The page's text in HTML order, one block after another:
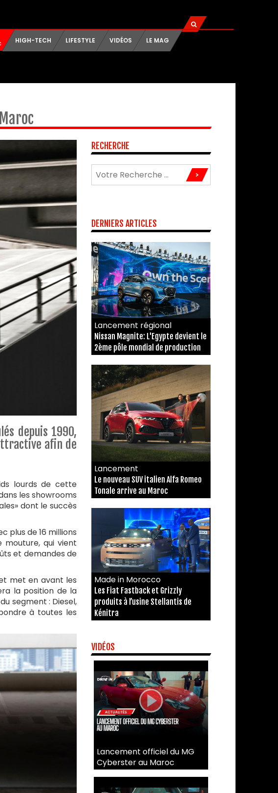
HIGH-TECH LIFESTYLE VIDÉOS LE MAG
depuis 1990,
afin de
lourds de cette
les showrooms
dont le succès
plus de 16 millions
mouture, qui vient
et demandes de
met en avant les
la position de la
segment : Diesel,
à toutes les
RECHERCHE
>
DERNIERS ARTICLES
Lancement régional
Nissan Magnite: L'Egypte devient le
2ème pôle mondial de production
Lancement
Le nouveau SUV italien Alfa Romeo
Tonale arrive au Maroc
Made in Morocco
Les Fiat Fastback et Grizzly
produits à l’usine Stellantis de
Kénitra
VIDÉOS
Lancement officiel du MG
Cyberster au Maroc